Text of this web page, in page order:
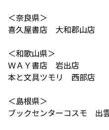
＜奈良県＞
喜久屋書店 大和郡山店
＜和歌山県＞
ＷＡＹ書店 岩出店
本と文具ツモリ 西部店
＜島根県＞
ブックセンターコスモ 出